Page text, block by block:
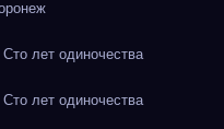
лет одиночества
лет одиночества